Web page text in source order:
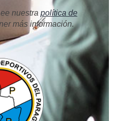
nuestra política de
más información.